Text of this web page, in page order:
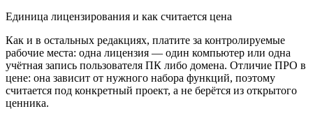
Единица лицензирования и как считается цена
Как и в остальных редакциях, платите за контролируемые
рабочие места: одна лицензия — один компьютер или одна
учётная запись пользователя ПК либо домена. Отличие ПРО в
цене: она зависит от нужного набора функций, поэтому
считается под конкретный проект, а не берётся из открытого
ценника.